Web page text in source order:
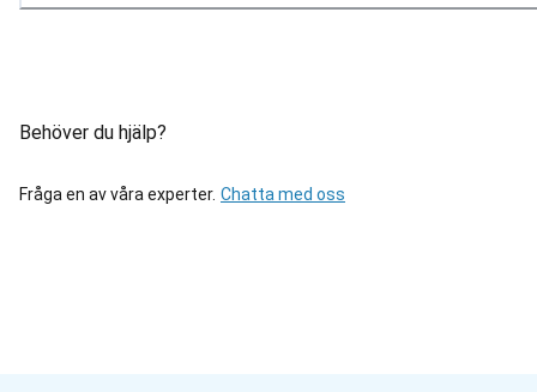
Behöver du hjälp?
Fråga en av våra experter. Chatta med oss